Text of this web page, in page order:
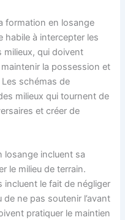
formation en losange
habile à intercepter les
milieux, qui doivent
la possession et
schémas de
milieux qui tournent de
et créer de
losange incluent sa
le milieu de terrain.
incluent le fait de négliger
ne pas soutenir l’avant
pratiquer le maintien